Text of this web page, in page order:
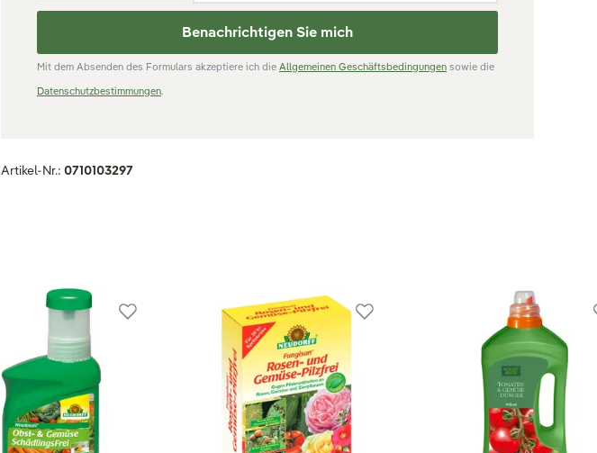
Benachrichtigen Sie mich
Mit dem Absenden des Formulars akzeptiere ich die Allgemeinen Geschäftsbedingungen sowie die
Datenschutzbestimmungen.
Artikel-Nr.: 0710103297